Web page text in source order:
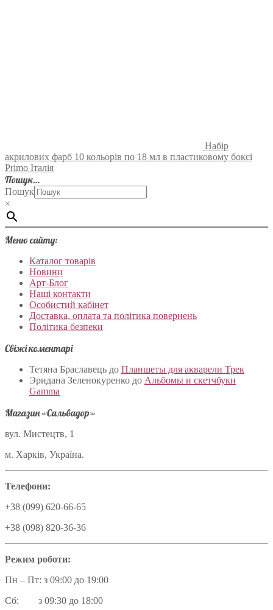
Набір
акрилових фарб 10 кольорів по 18 мл в пластиковому боксі
Primo Італія
Пошук…
Пошук
×
Меню сайту:
Каталог товарів
Новини
Арт-Блог
Наші контакти
Особистий кабінет
Доставка, оплата та політика повернень
Політика безпеки
Свіжі коментарі
Тетяна Браславець до Планшеты для акварели Трек
Эридана Зеленокуренко до Альбомы и скетчбуки
Gamma
Магазин «Сальвадор»
вул. Мистецтв, 1
м. Харків, Україна.
Телефони:
+38 (099) 620-66-65
+38 (098) 820-36-36
Режим роботи:
Пн – Пт: з 09:00 до 19:00
Сб: з 09:30 до 18:00